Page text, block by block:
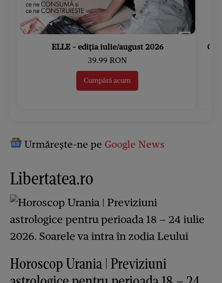
ELLE - ediția iulie/august 2026
39.99 RON
Cumpără acum
Urmărește-ne pe Google News
Libertatea.ro
Horoscop Urania | Previziuni